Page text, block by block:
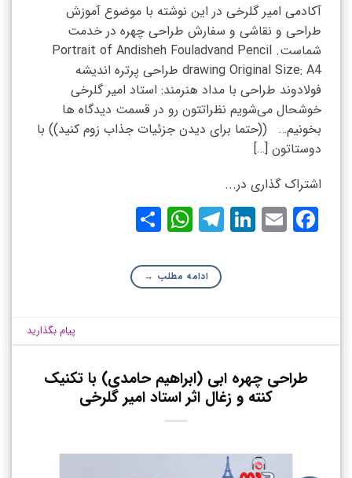
آکادمی امیر گلرخی در این نوشته با موضوع آموزش
طراحی و نقاشی و سفارش طراحی چهره در خدمت
شماست. Portrait of Andisheh Fouladvand Pencil
drawing Original Size: A4 طراحی پرتره اندیشه
فولادوند طراحی با مداد هنرمند: استاد امیر گلرخی
خوشحال می‌شویم نظراتتون رو در قسمت دیدگاه ها
بخونیم… ((حتما برای دیدن جزئیات جذاب زوم کنید)) با
دوستاتون […]
اشتراک گذاری در...
Facebook
Email
LinkedIn
Telegram
WhatsApp
ادامه مطلب →
پیام بگذارید
طراحی چهره ابی (ابراهیم حامدی) با تکنیک
کنته و زغال اثر استاد امیر گلرخی